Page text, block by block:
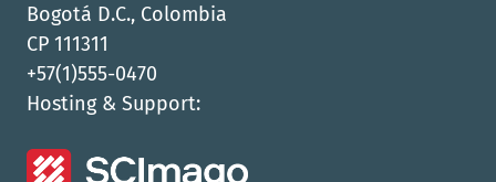
Bogotá D.C., Colombia
CP 111311
+57(1)555-0470
Hosting & Support: